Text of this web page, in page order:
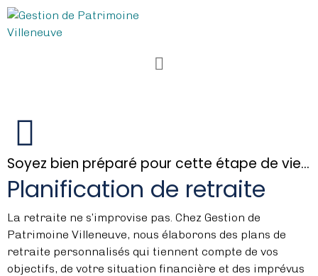
Soyez bien préparé pour cette étape de vie…
Planification de retraite
La retraite ne s’improvise pas. Chez Gestion de
Patrimoine Villeneuve, nous élaborons des plans de
retraite personnalisés qui tiennent compte de vos
objectifs, de votre situation financière et des imprévus